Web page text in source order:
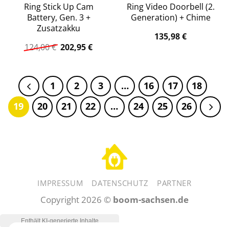
Ring Stick Up Cam
Battery, Gen. 3 +
Zusatzakku
124,00€ Ursprünglicher
Preis
202,95€Aktueller
Ring Video Doorbell (2.
Generation) + Chime
135,98€
1 2 3 … 16 17
18
19
20 21 22 … 24 25 26
IMPRESSUM DATENSCHUTZ PARTNER
Copyright 2026 © boom-sachsen.de